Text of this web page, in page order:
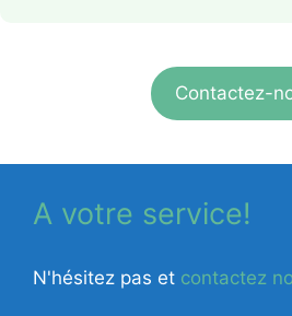
Contactez-
A votre service!
N'hésitez pas et contactez